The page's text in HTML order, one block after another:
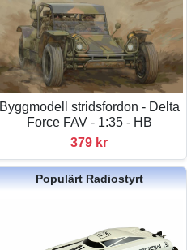
Byggmodell stridsfordon - Delta
Force FAV - 1:35 - HB
379 kr
Populärt Radiostyrt